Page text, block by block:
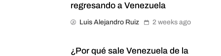
regresando a Venezuela
Luis Alejandro Ruiz 2 weeks ago
¿Por qué sale Venezuela de la